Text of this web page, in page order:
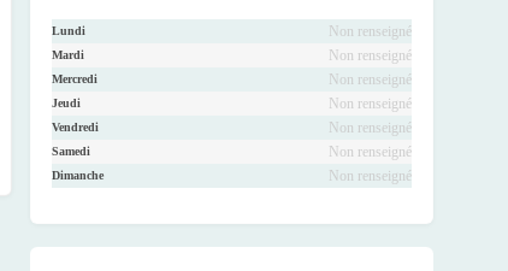
Lundi Non renseigné
Mardi Non renseigné
Mercredi Non renseigné
Jeudi Non renseigné
Vendredi Non renseigné
Samedi Non renseigné
Dimanche Non renseigné